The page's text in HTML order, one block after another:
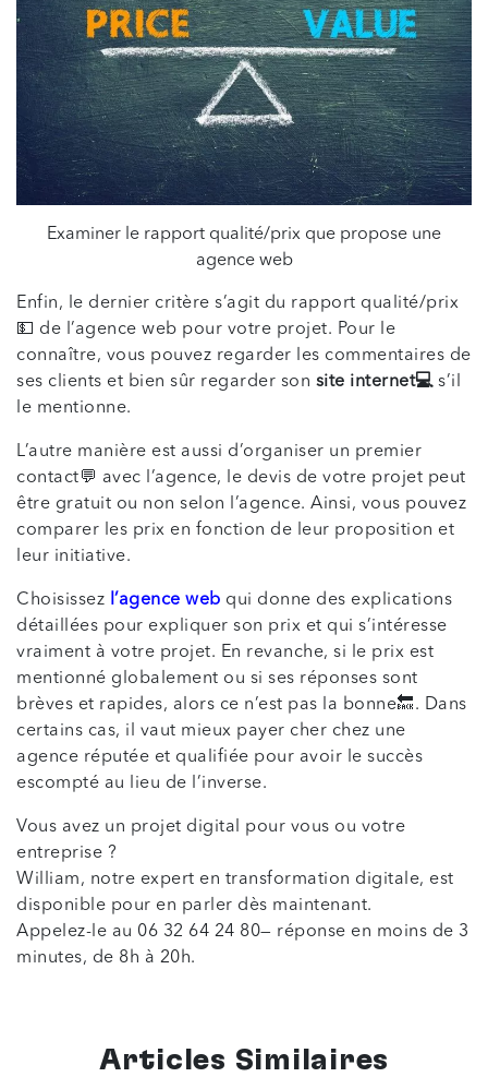
Examiner le rapport qualité/prix que propose une
agence web
Enfin, le dernier critère s’agit du rapport qualité/prix
💵 de l’agence web pour votre projet. Pour le
connaître, vous pouvez regarder les commentaires de
ses clients et bien sûr regarder son site internet💻 s’il
le mentionne.
L’autre manière est aussi d’organiser un premier
contact💬 avec l’agence, le devis de votre projet peut
être gratuit ou non selon l’agence. Ainsi, vous pouvez
comparer les prix en fonction de leur proposition et
leur initiative.
Choisissez l’agence web qui donne des explications
détaillées pour expliquer son prix et qui s’intéresse
vraiment à votre projet. En revanche, si le prix est
mentionné globalement ou si ses réponses sont
brèves et rapides, alors ce n’est pas la bonne🔙. Dans
certains cas, il vaut mieux payer cher chez une
agence réputée et qualifiée pour avoir le succès
escompté au lieu de l’inverse.
Vous avez un projet digital pour vous ou votre
entreprise ?
William, notre expert en transformation digitale, est
disponible pour en parler dès maintenant.
Appelez-le au 06 32 64 24 80— réponse en moins de 3
minutes, de 8h à 20h.
Articles Similaires